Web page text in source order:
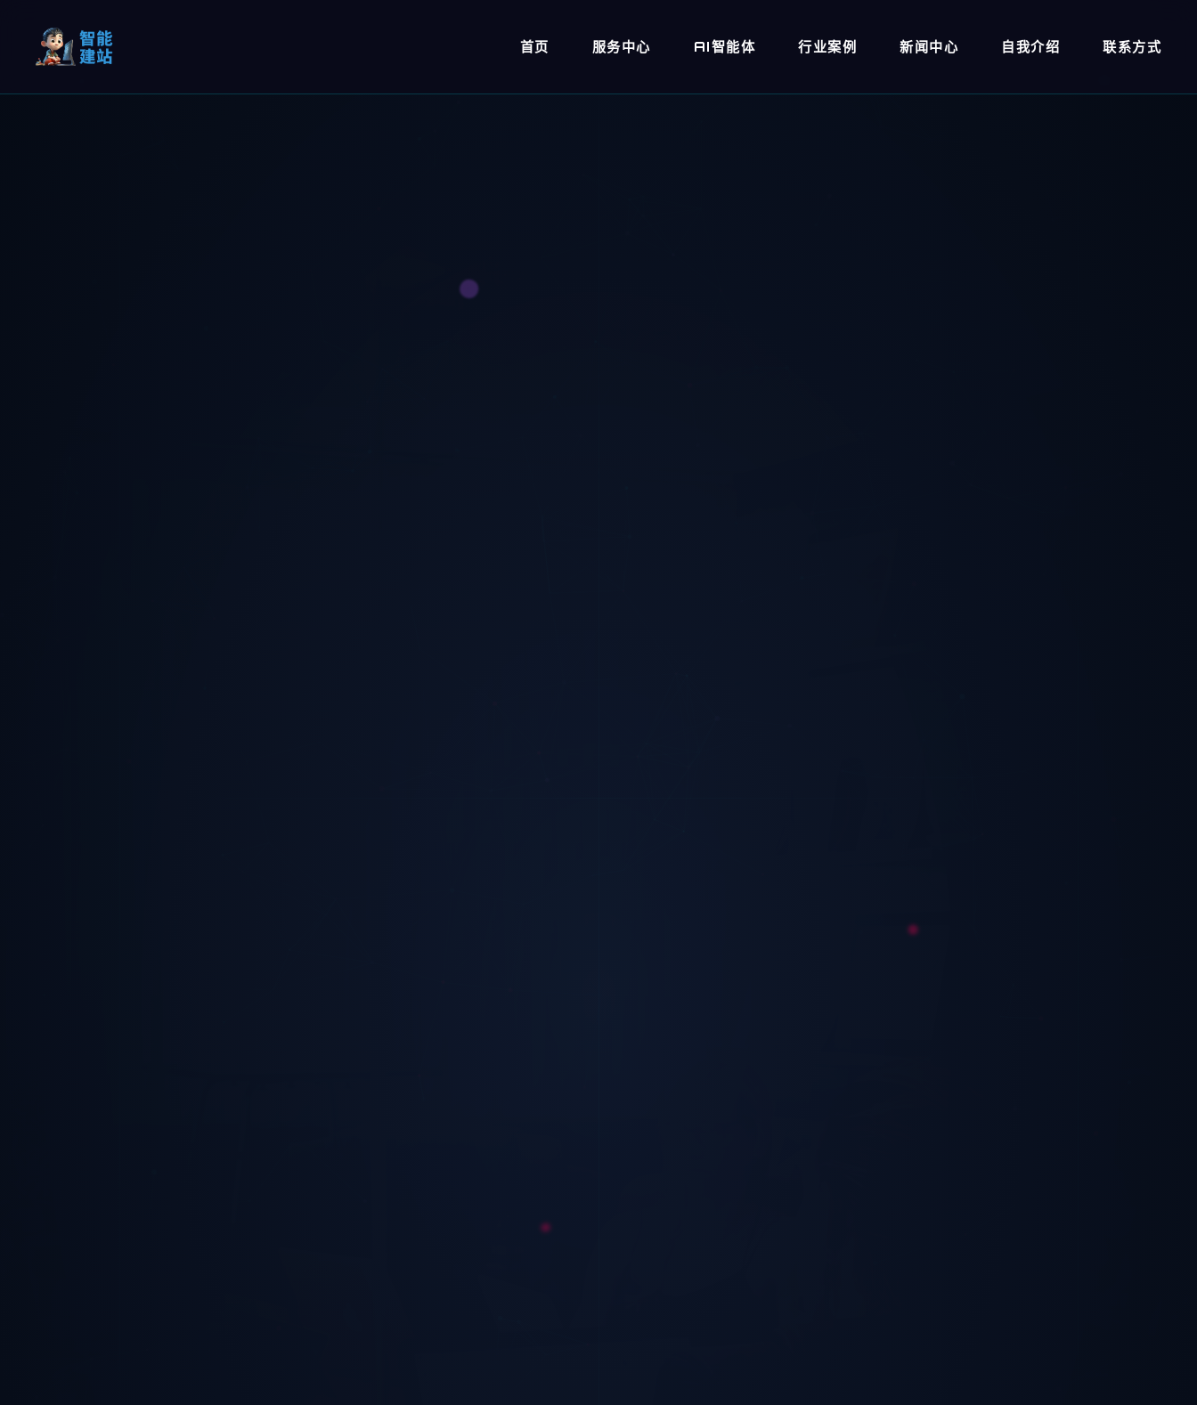
首页 服务中心 AI智能体 行业案例 新闻中心 自我介绍 联系方式